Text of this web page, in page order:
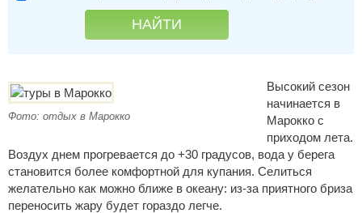
Фото: отдых в Марокко
Высокий сезон
начинается в
Марокко с
приходом лета.
Воздух днем прогревается до +30 градусов, вода у берега
становится более комфортной для купания. Селиться
желательно как можно ближе в океану: из-за приятного бриза
переносить жару будет гораздо легче.